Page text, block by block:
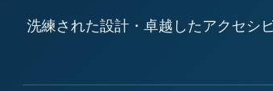
洗練された設計・卓越したアクセシ